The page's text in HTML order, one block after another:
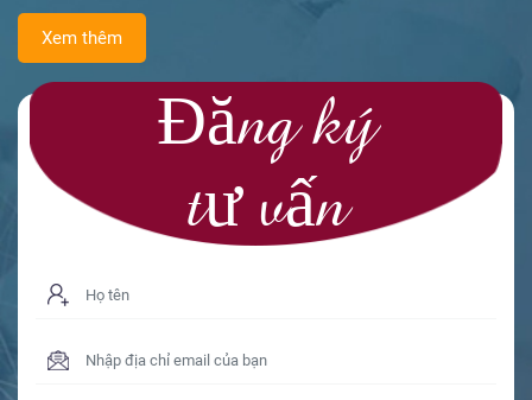
Xem thêm
Đăng ký
tư vấn